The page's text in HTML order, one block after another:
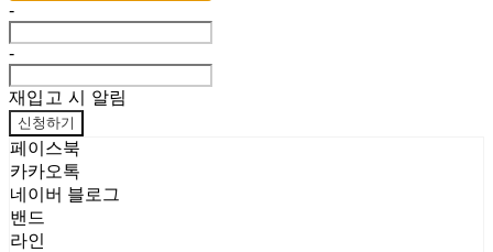
-
-
재입고 시 알림
신청하기
페이스북
카카오톡
네이버 블로그
밴드
라인